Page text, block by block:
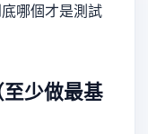
哪個才是測試
少做最基